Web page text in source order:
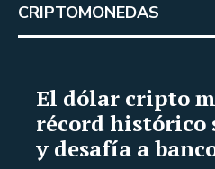
CRIPTOMONEDAS
El dólar cripto
récord histórico
y desafía a